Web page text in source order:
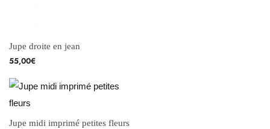
Jupe droite en jean
55,00€
Jupe midi imprimé petites fleurs